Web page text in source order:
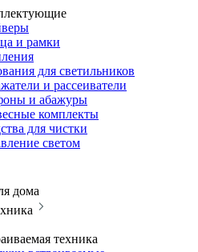
и рамки
для светильников
и рассеиватели
и абажуры
комплекты
для чистки
светом
дома
техника